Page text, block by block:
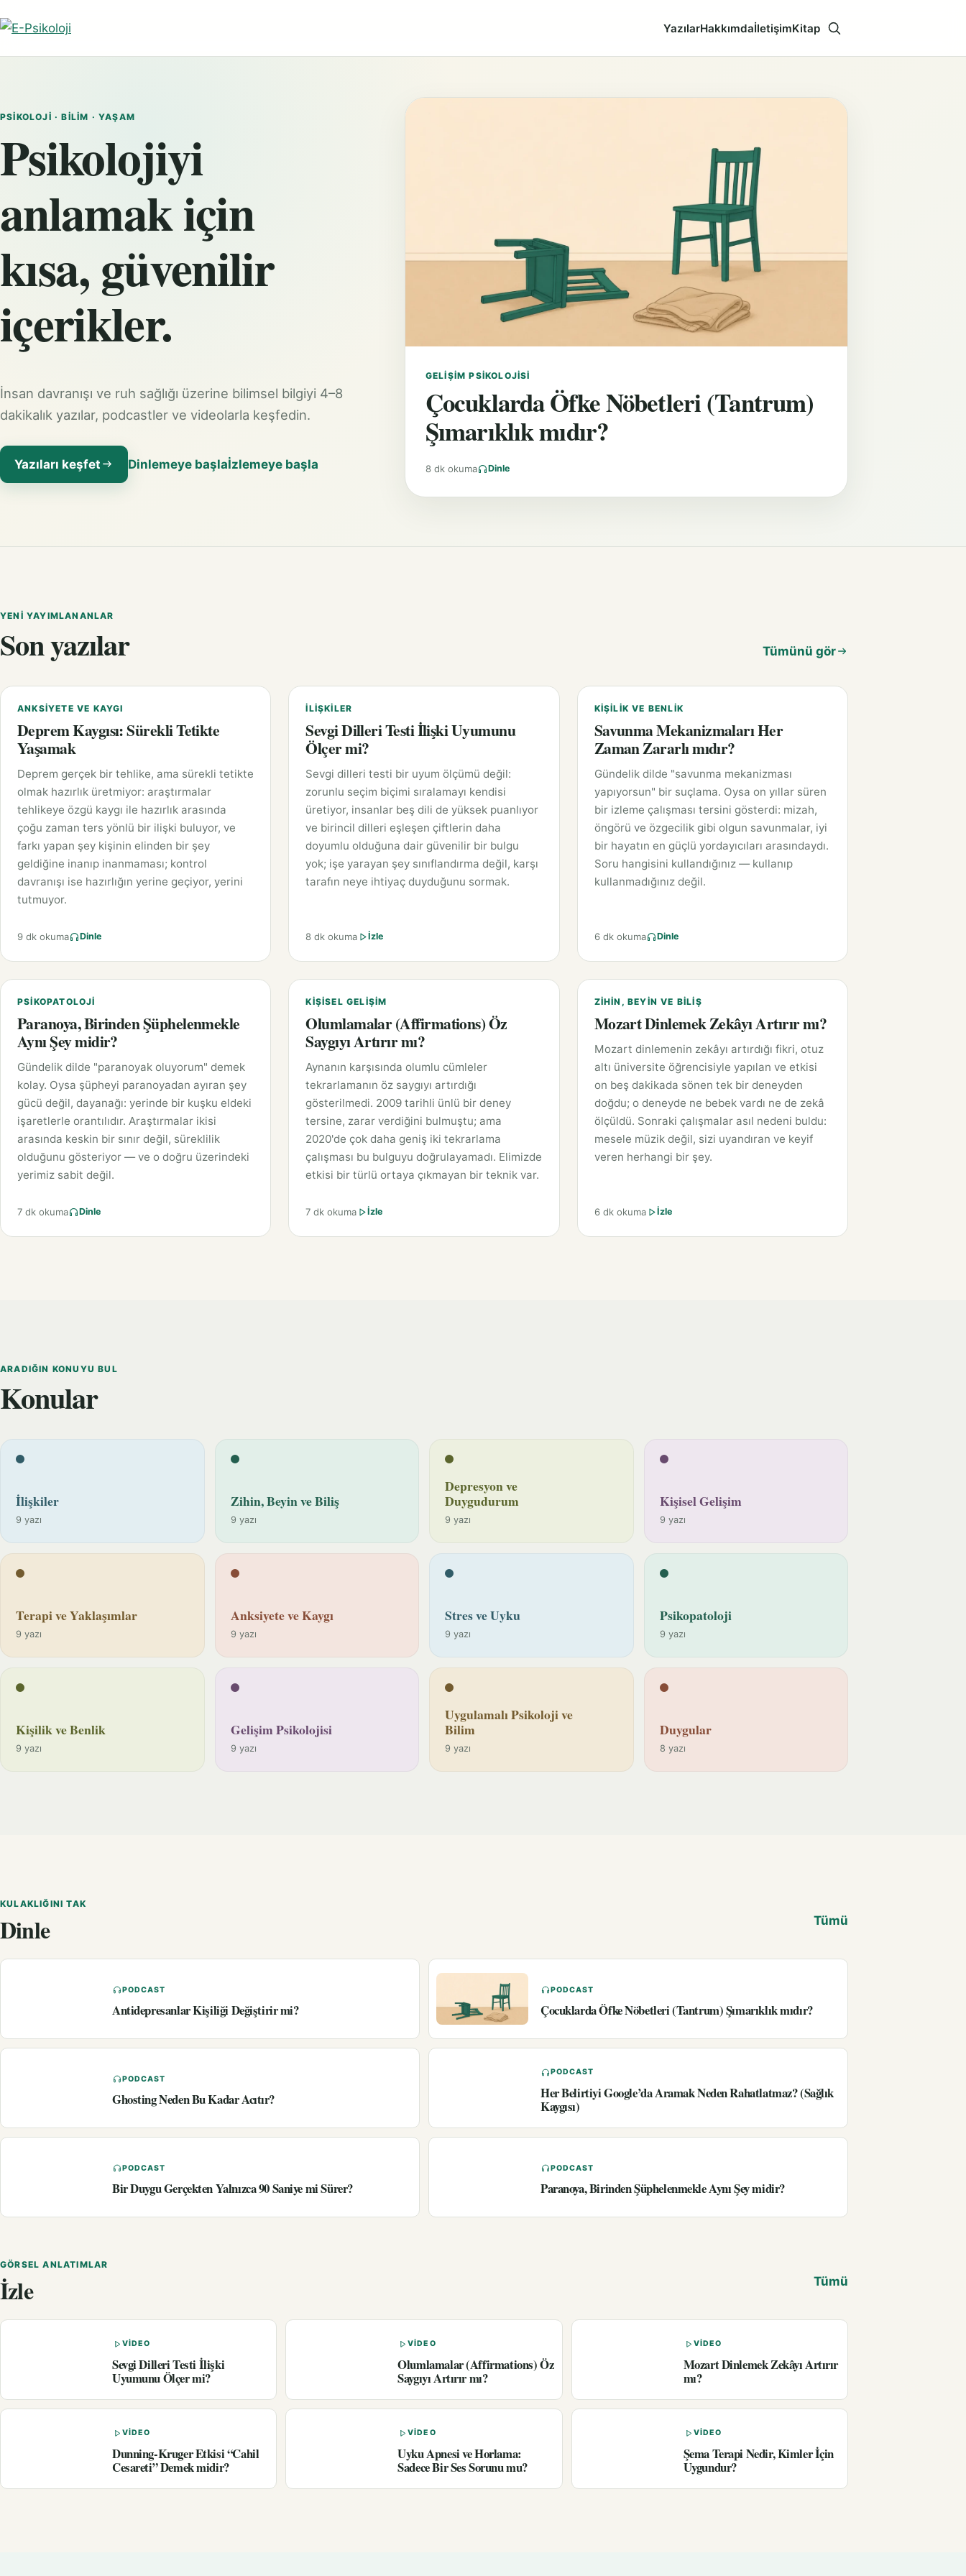
YazılarHakkımdaİletişimKitap Aramayı aç
PSIKOLOJI · BILIM · YAŞAM
Psikolojiyi
anlamak için
kısa, güvenilir
içerikler.
İnsan davranışı ve ruh sağlığı üzerine bilimsel bilgiyi 4–8
dakikalık yazılar, podcastler ve videolarla keşfedin.
Yazıları keşfet Dinlemeye başlaİzlemeye başla
GELIŞIM PSIKOLOJISI
Çocuklarda Öfke Nöbetleri (Tantrum)
Şımarıklık mıdır?
8 dk okuma Dinle
YENI YAYIMLANANLAR
Son yazılar Tümünü gör
ANKSIYETE VE KAYGI
Deprem Kaygısı: Sürekli Tetikte
Yaşamak
Deprem gerçek bir tehlike, ama sürekli tetikte
olmak hazırlık üretmiyor: araştırmalar
tehlikeye özgü kaygı ile hazırlık arasında
çoğu zaman ters yönlü bir ilişki buluyor, ve
farkı yapan şey kişinin elinden bir şey
geldiğine inanıp inanmaması; kontrol
davranışı ise hazırlığın yerine geçiyor, yerini
tutmuyor.
9 dk okuma Dinle
İLIŞKILER
Sevgi Dilleri Testi İlişki Uyumunu
Ölçer mi?
Sevgi dilleri testi bir uyum ölçümü değil:
zorunlu seçim biçimi sıralamayı kendisi
üretiyor, insanlar beş dili de yüksek puanlıyor
ve birincil dilleri eşleşen çiftlerin daha
doyumlu olduğuna dair güvenilir bir bulgu
yok; işe yarayan şey sınıflandırma değil, karşı
tarafın neye ihtiyaç duyduğunu sormak.
8 dk okuma İzle
KIŞILIK VE BENLIK
Savunma Mekanizmaları Her
Zaman Zararlı mıdır?
Gündelik dilde "savunma mekanizması
yapıyorsun" bir suçlama. Oysa on yıllar süren
bir izleme çalışması tersini gösterdi: mizah,
öngörü ve özgecilik gibi olgun savunmalar, iyi
bir hayatın en güçlü yordayıcıları arasındaydı.
Soru hangisini kullandığınız — kullanıp
kullanmadığınız değil.
6 dk okuma Dinle
PSIKOPATOLOJI
Paranoya, Birinden Şüphelenmekle
Aynı Şey midir?
Gündelik dilde "paranoyak oluyorum" demek
kolay. Oysa şüpheyi paranoyadan ayıran şey
gücü değil, dayanağı: yerinde bir kuşku eldeki
işaretlerle orantılıdır. Araştırmalar ikisi
arasında keskin bir sınır değil, süreklilik
olduğunu gösteriyor — ve o doğru üzerindeki
yerimiz sabit değil.
7 dk okuma Dinle
KIŞISEL GELIŞIM
Olumlamalar (Affirmations) Öz
Saygıyı Artırır mı?
Aynanın karşısında olumlu cümleler
tekrarlamanın öz saygıyı artırdığı
gösterilmedi. 2009 tarihli ünlü bir deney
tersine, zarar verdiğini bulmuştu; ama
2020'de çok daha geniş iki tekrarlama
çalışması bu bulguyu doğrulayamadı. Elimizde
etkisi bir türlü ortaya çıkmayan bir teknik var.
7 dk okuma İzle
ZIHIN, BEYIN VE BILIŞ
Mozart Dinlemek Zekâyı Artırır mı?
Mozart dinlemenin zekâyı artırdığı fikri, otuz
altı üniversite öğrencisiyle yapılan ve etkisi
on beş dakikada sönen tek bir deneyden
doğdu; o deneyde ne bebek vardı ne de zekâ
ölçüldü. Sonraki çalışmalar asıl nedeni buldu:
mesele müzik değil, sizi uyandıran ve keyif
veren herhangi bir şey.
6 dk okuma İzle
ARADIĞIN KONUYU BUL
Konular
İlişkiler
9 yazı
Zihin, Beyin ve Biliş
9 yazı
Depresyon ve
Duygudurum
9 yazı
Kişisel Gelişim
9 yazı
Terapi ve Yaklaşımlar
9 yazı
Anksiyete ve Kaygı
9 yazı
Stres ve Uyku
9 yazı
Psikopatoloji
9 yazı
Kişilik ve Benlik
9 yazı
Gelişim Psikolojisi
9 yazı
Uygulamalı Psikoloji ve
Bilim
9 yazı
Duygular
8 yazı
KULAKLIĞINI TAK
Dinle Tümü
PODCAST
Antidepresanlar Kişiliği Değiştirir mi?
PODCAST
Çocuklarda Öfke Nöbetleri (Tantrum) Şımarıklık mıdır?
PODCAST
Ghosting Neden Bu Kadar Acıtır?
PODCAST
Her Belirtiyi Google’da Aramak Neden Rahatlatmaz? (Sağlık
Kaygısı)
PODCAST
Bir Duygu Gerçekten Yalnızca 90 Saniye mi Sürer?
PODCAST
Paranoya, Birinden Şüphelenmekle Aynı Şey midir?
GÖRSEL ANLATIMLAR
İzle Tümü
VIDEO
Sevgi Dilleri Testi İlişki
Uyumunu Ölçer mi?
VIDEO
Olumlamalar (Affirmations) Öz
Saygıyı Artırır mı?
VIDEO
Mozart Dinlemek Zekâyı Artırır
mı?
VIDEO
Dunning-Kruger Etkisi “Cahil
Cesareti” Demek midir?
VIDEO
Uyku Apnesi ve Horlama:
Sadece Bir Ses Sorunu mu?
VIDEO
Şema Terapi Nedir, Kimler İçin
Uygundur?